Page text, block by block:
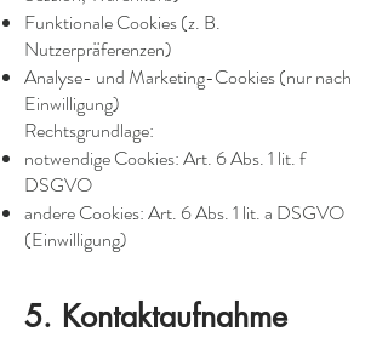
Funktionale Cookies (z. B.
Nutzerpräferenzen)
Analyse- und Marketing-Cookies (nur nach
Einwilligung)
Rechtsgrundlage:
notwendige Cookies: Art. 6 Abs. 1 lit. f
DSGVO
andere Cookies: Art. 6 Abs. 1 lit. a DSGVO
(Einwilligung)
5. Kontaktaufnahme